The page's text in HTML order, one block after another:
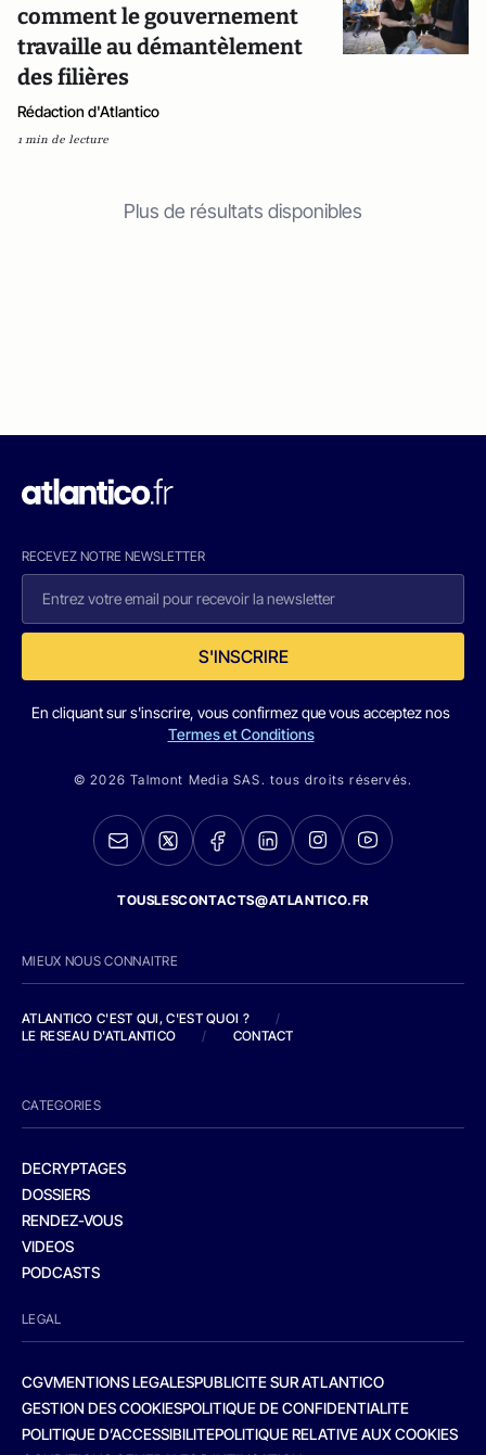
comment le gouvernement
travaille au démantèlement
des filières
Rédaction d'Atlantico
1 min de lecture
Plus de résultats disponibles
RECEVEZ NOTRE NEWSLETTER
S'INSCRIRE
En cliquant sur s'inscrire, vous confirmez que vous acceptez nos
Termes et Conditions
© 2026 Talmont Media SAS. tous droits réservés.
TOUSLESCONTACTS@ATLANTICO.FR
MIEUX NOUS CONNAITRE
ATLANTICO C'EST QUI, C'EST QUOI ?
/
LE RESEAU D'ATLANTICO
/ CONTACT
CATEGORIES
DECRYPTAGES
DOSSIERS
RENDEZ-VOUS
VIDEOS
PODCASTS
LEGAL
CGVMENTIONS LEGALESPUBLICITE SUR ATLANTICO
GESTION DES COOKIESPOLITIQUE DE CONFIDENTIALITE
POLITIQUE D’ACCESSIBILITEPOLITIQUE RELATIVE AUX COOKIES